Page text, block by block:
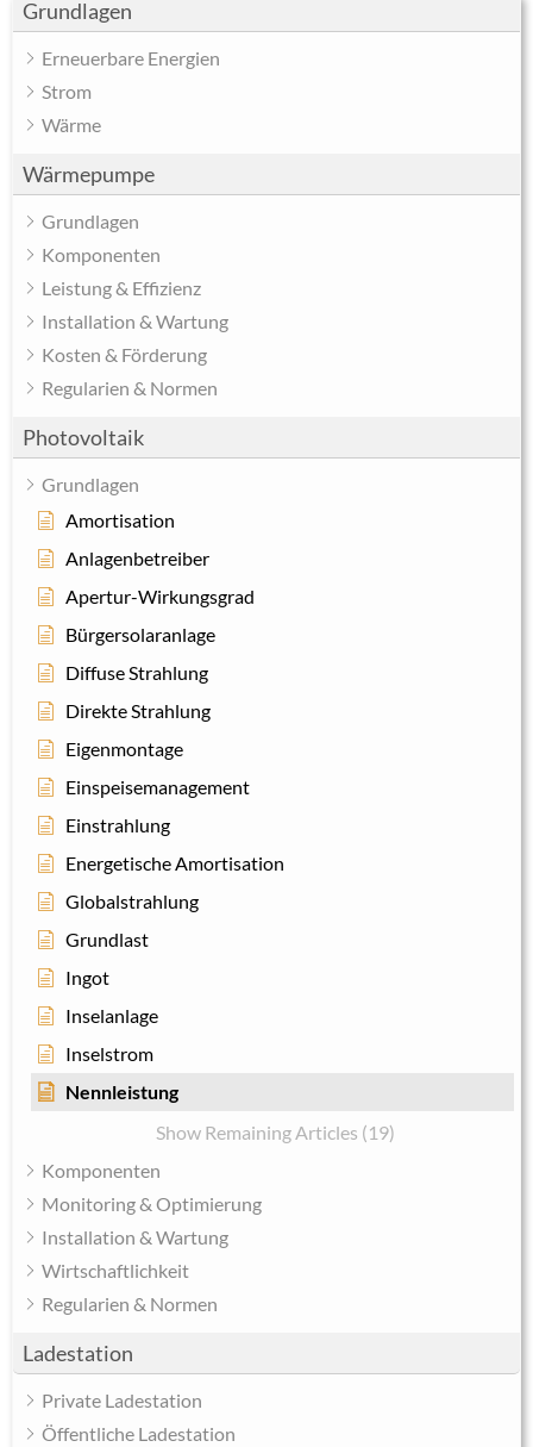
Grundlagen
Erneuerbare Energien
Strom
Wärme
Wärmepumpe
Grundlagen
Komponenten
Leistung & Effizienz
Installation & Wartung
Kosten & Förderung
Regularien & Normen
Photovoltaik
Grundlagen
Amortisation
Anlagenbetreiber
Apertur-Wirkungsgrad
Bürgersolaranlage
Diffuse Strahlung
Direkte Strahlung
Eigenmontage
Einspeisemanagement
Einstrahlung
Energetische Amortisation
Globalstrahlung
Grundlast
Ingot
Inselanlage
Inselstrom
Nennleistung
Show Remaining Articles (19)
Komponenten
Monitoring & Optimierung
Installation & Wartung
Wirtschaftlichkeit
Regularien & Normen
Ladestation
Private Ladestation
Öffentliche Ladestation